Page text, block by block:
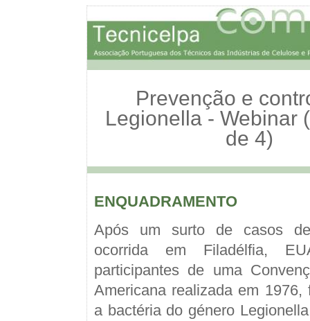
Prevenção e
Legionella - Webinar
de 4)
ENQUADRAMENTO
Após um surto de casos de
ocorrida em Filadélfia,
participantes de uma
Americana realizada em 1976,
a bactéria do género